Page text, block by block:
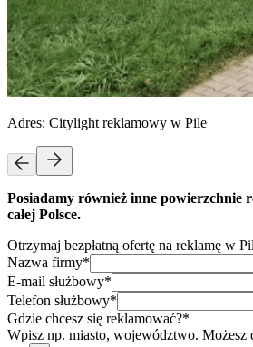
Adres: Citylight reklamowy w Pile
Posiadamy również inne powierzchnie
całej Polsce.
Otrzymaj bezpłatną ofertę na reklamę w
Nazwa firmy*
E-mail służbowy*
Telefon służbowy*
Gdzie chcesz się reklamować?*
Wpisz np. miasto, województwo. Możesz